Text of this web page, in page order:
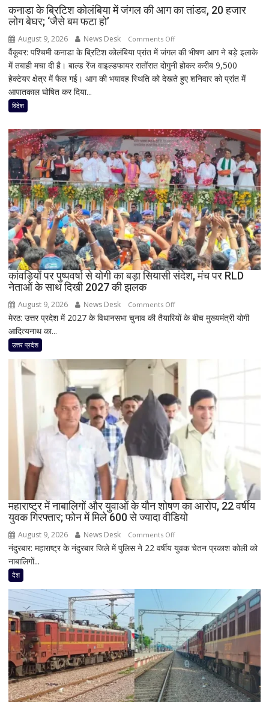
कनाडा के ब्रिटिश कोलंबिया में जंगल की आग का तांडव, 20 हजार
लोग बेघर; ‘जैसे बम फटा हो’
August 9, 2026 News Desk Comments Offon
कनाडा
के
ब्रिटिश
की
आग
का
तांडव,
20
हजार
लोग
बेघर;
‘जैसे
बम
फटा
हो’
वैंकूवर: पश्चिमी कनाडा के ब्रिटिश कोलंबिया प्रांत में जंगल की भीषण आग ने बड़े इलाके
में तबाही मचा दी है। बाल्ड रेंज वाइल्डफायर रातोंरात दोगुनी होकर करीब 9,500
हेक्टेयर क्षेत्र में फैल गई। आग की भयावह स्थिति को देखते हुए शनिवार को प्रांत में
आपातकाल घोषित कर दिया...
विदेश
कांवड़ियों पर पुष्पवर्षा से योगी का बड़ा सियासी संदेश, मंच पर RLD
नेताओं के साथ दिखी 2027 की झलक
August 9, 2026 News Desk Comments Offon
कांवड़ियों
से
योगी
का
बड़ा
सियासी
संदेश,
मंच
पर
RLD
नेताओं
साथ
दिखी
झलक
मेरठ: उत्तर प्रदेश में 2027 के विधानसभा चुनाव की तैयारियों के बीच मुख्यमंत्री योगी
आदित्यनाथ का...
उत्तर प्रदेश
महाराष्ट्र में नाबालिगों और युवाओं के यौन शोषण का आरोप, 22 वर्षीय
युवक गिरफ्तार; फोन में मिले 600 से ज्यादा वीडियो
August 9, 2026 News Desk Comments Offon
महाराष्ट्र
के
यौन
शोषण
का
आरोप,
22
वर्षीय
नंदुरबार: महाराष्ट्र के नंदुरबार जिले में पुलिस ने 22 वर्षीय युवक चेतन प्रकाश कोली को
नाबालिगों...
देश